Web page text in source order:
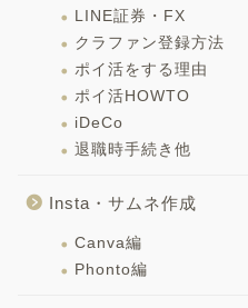
LINE証券・FX
クラファン登録方法
ポイ活をする理由
ポイ活HOWTO
iDeCo
退職時手続き他
Insta・サムネ作成
Canva編
Phonto編